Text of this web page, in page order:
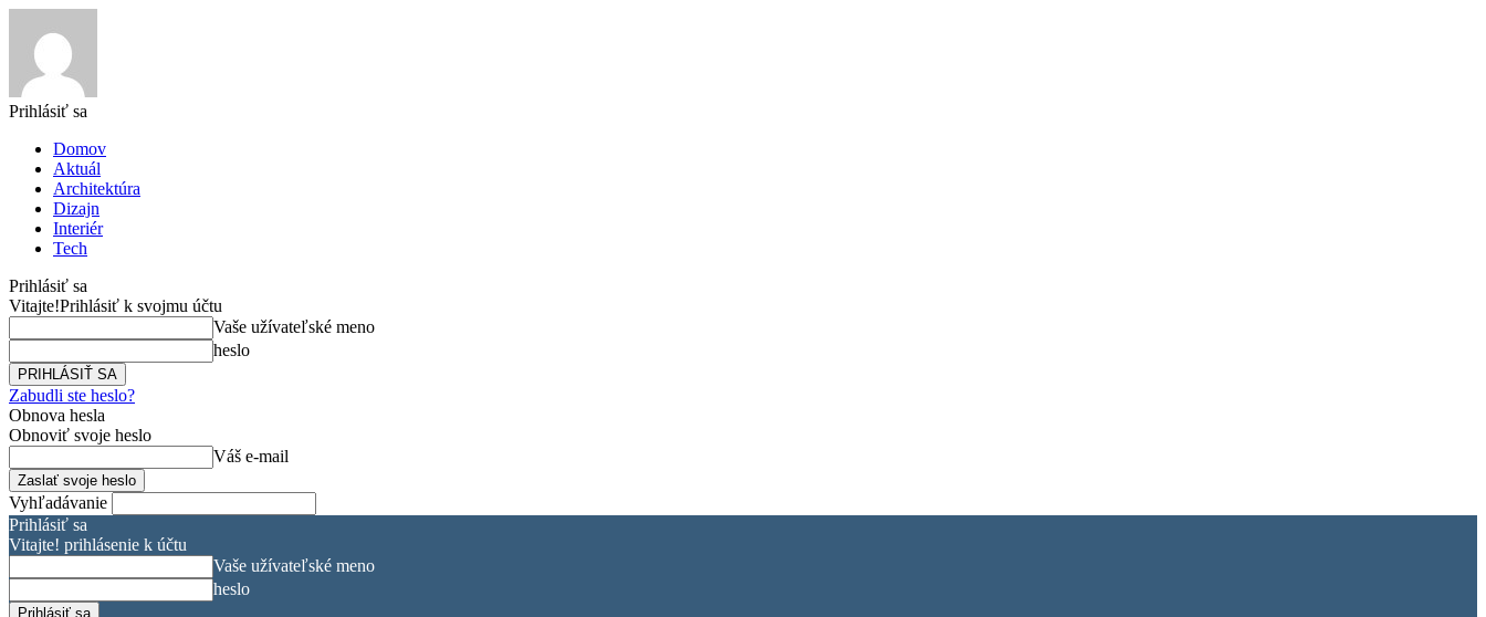
Prihlásiť sa
Domov
Aktuál
Architektúra
Dizajn
Interiér
Tech
Prihlásiť sa
Vitajte!Prihlásiť k svojmu účtu
Vaše užívateľské meno
heslo
Zabudli ste heslo?
Obnova hesla
Obnoviť svoje heslo
Váš e-mail
Vyhľadávanie
Prihlásiť sa
Vitajte! prihlásenie k účtu
Vaše užívateľské meno
heslo